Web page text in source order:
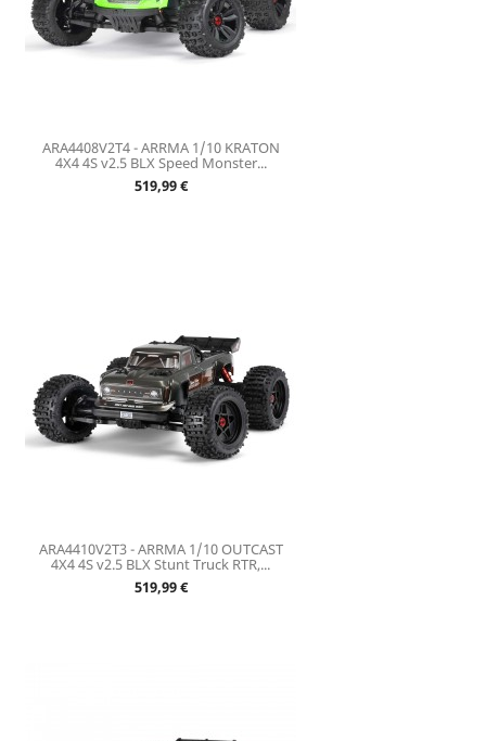
ARA4408V2T4 - ARRMA 1/10 KRATON
4X4 4S v2.5 BLX Speed Monster...
Prix
519,99 €
ARA4410V2T3 - ARRMA 1/10 OUTCAST
4X4 4S v2.5 BLX Stunt Truck RTR,...
Prix
519,99 €